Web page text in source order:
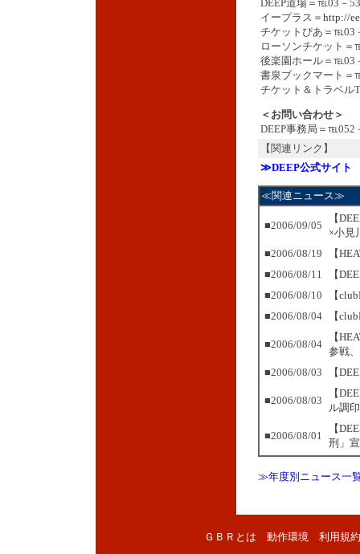
DEEP道場＝℡03－
イープラス＝ http://
チケットぴあ＝℡03
ローソンチケット
後楽園ホール＝℡03
書泉ブックマート＝
チケット＆トラベル
＜お問い合わせ＞
DEEP事務局＝℡052
【関連リンク】
≫DEEP公式サイト
≪関連ニュース≫
■2006/09/05
【
×小見
■2006/08/19
【
■2006/08/11
【
■2006/08/10
【
■2006/08/04
【
■2006/08/04
【
参戦
■2006/08/03
【
■2006/08/03
【
ル調
■2006/08/01
【
刑」
≫年度別ニュース一
ＧＢＲとは 動作環境 利用規約